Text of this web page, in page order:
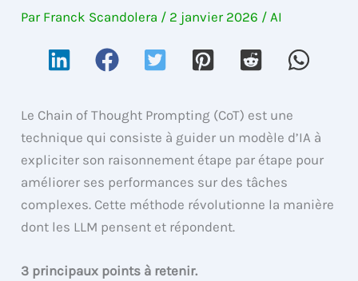
Par Franck Scandolera / 2 janvier 2026 / AI
Le Chain of Thought Prompting (CoT) est une
technique qui consiste à guider un modèle d’IA à
expliciter son raisonnement étape par étape pour
améliorer ses performances sur des tâches
complexes. Cette méthode révolutionne la manière
dont les LLM pensent et répondent.
3 principaux points à retenir.